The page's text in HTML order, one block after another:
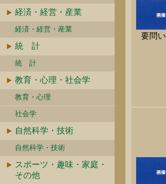
経済・経営・産業
経済・経営・産業
統 計
統 計
教育・心理・社会学
教育・心理
社会学
自然科学・技術
自然科学・技術
スポーツ・趣味・家庭・
その他
要問